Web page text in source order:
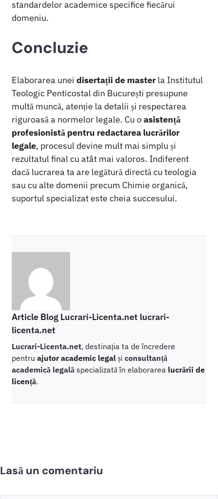
standardelor academice specifice fiecărui
domeniu.
Concluzie
Elaborarea unei disertații de master la Institutul
Teologic Penticostal din București presupune
multă muncă, atenție la detalii și respectarea
riguroasă a normelor legale. Cu oasistență
profesionistă pentru redactarea lucrărilor
legale, procesul devine mult mai simplu și
rezultatul final cu atât mai valoros. Indiferent
dacă lucrarea ta are legătură directă cu teologia
sau cu alte domenii precum Chimie organică,
suportul specializat este cheia succesului.
Article Blog Lucrari-Licenta.net lucrari-
licenta.net
Lucrari-Licenta.net, destinația ta de încredere
pentru ajutor academic legal și consultanță
academică legală specializată în elaborarea lucrării de
licență.
Lasă un comentariu